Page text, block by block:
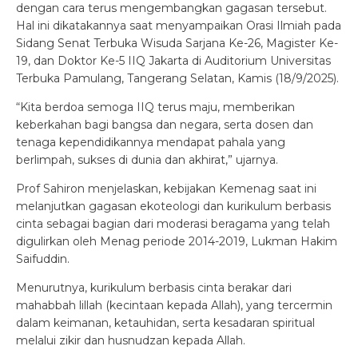
dengan cara terus mengembangkan gagasan tersebut.
Hal ini dikatakannya saat menyampaikan Orasi Ilmiah pada
Sidang Senat Terbuka Wisuda Sarjana Ke-26, Magister Ke-
19, dan Doktor Ke-5 IIQ Jakarta di Auditorium Universitas
Terbuka Pamulang, Tangerang Selatan, Kamis (18/9/2025).
“Kita berdoa semoga IIQ terus maju, memberikan
keberkahan bagi bangsa dan negara, serta dosen dan
tenaga kependidikannya mendapat pahala yang
berlimpah, sukses di dunia dan akhirat,” ujarnya.
Prof Sahiron menjelaskan, kebijakan Kemenag saat ini
melanjutkan gagasan ekoteologi dan kurikulum berbasis
cinta sebagai bagian dari moderasi beragama yang telah
digulirkan oleh Menag periode 2014-2019, Lukman Hakim
Saifuddin.
Menurutnya, kurikulum berbasis cinta berakar dari
mahabbah lillah (kecintaan kepada Allah), yang tercermin
dalam keimanan, ketauhidan, serta kesadaran spiritual
melalui zikir dan husnudzan kepada Allah.